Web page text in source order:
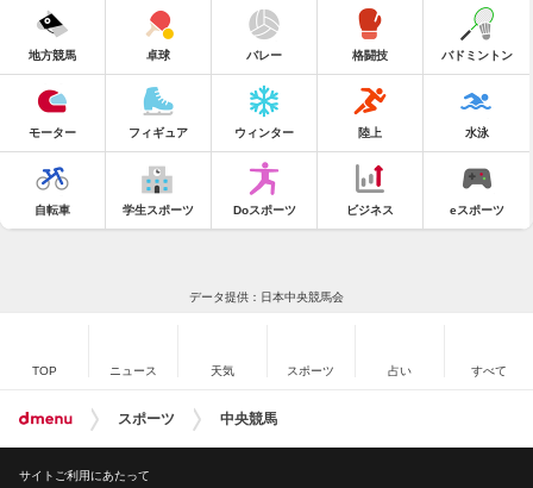
地方競馬 卓球 バレー 格闘技 バドミントン
モーター フィギュア ウィンター 陸上 水泳
自転車 学生スポーツ Doスポーツ ビジネス eスポーツ
データ提供：日本中央競馬会
TOP ニュース 天気 スポーツ 占い すべて
スポーツ 中央競馬
サイトご利用にあたって